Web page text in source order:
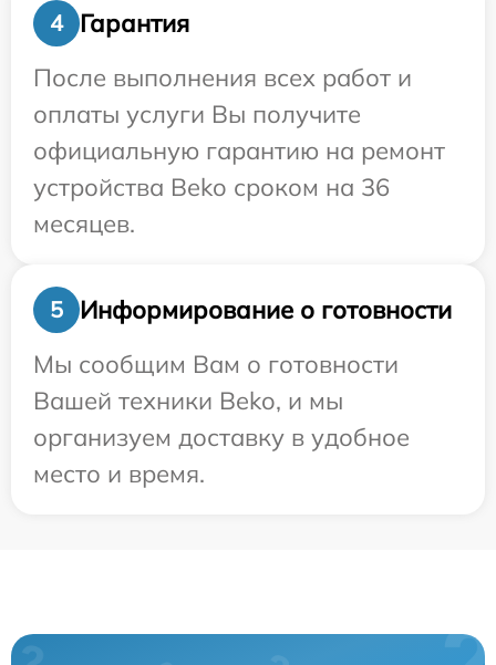
4
Гарантия
После выполнения всех работ и
оплаты услуги Вы получите
официальную гарантию на ремонт
устройства Beko сроком на 36
месяцев.
5
Информирование о готовности
Мы сообщим Вам о готовности
Вашей техники Beko, и мы
организуем доставку в удобное
место и время.